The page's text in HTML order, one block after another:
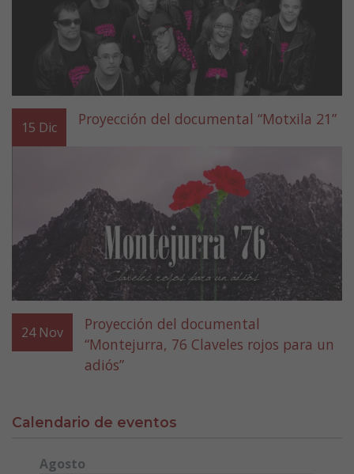
15 Dic Proyección del documental “Motxila 21”
24 Nov
Proyección del documental
“Montejurra, 76 Claveles rojos para un
adiós”
Calendario de eventos
Agosto